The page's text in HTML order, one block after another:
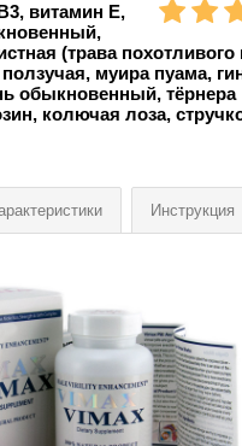
витамин E,
(трава похотливого
муира пуама,
обыкновенный, тёрнера
колючая лоза,
Инструкция